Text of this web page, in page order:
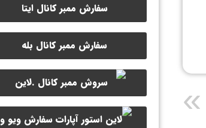
سفارش ممبر کانال ایتا
سفارش ممبر کانال بله
سفارش ویو و